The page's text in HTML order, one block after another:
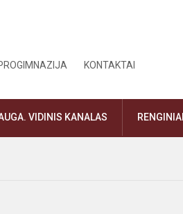
KONTAKTAI
VIDINIS KANALAS RENGINIAI